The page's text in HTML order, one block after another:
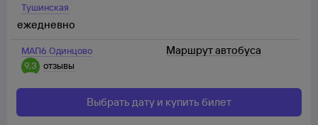
Тушинская
МАП6 Одинцово
9,3
отзывы
ежедневно
Маршрут автобуса
Выбрать дату и купить билет